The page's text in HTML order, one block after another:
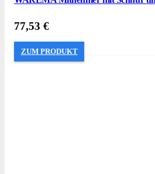
77,53 €
ZUM PRODUKT